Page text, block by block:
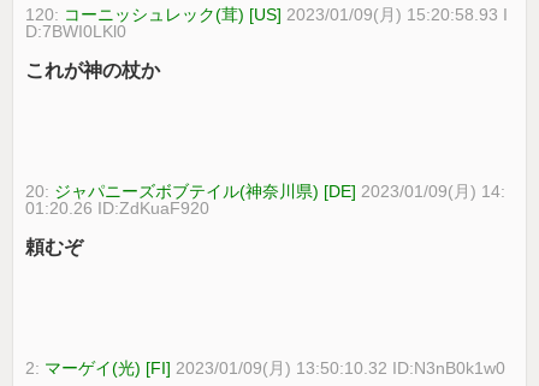
120: コーニッシュレック(茸) [US] 2023/01/09(月) 15:20:58.93 I
D:7BWI0LKl0
これが神の杖か
20: ジャパニーズボブテイル(神奈川県) [DE] 2023/01/09(月) 14:
01:20.26 ID:ZdKuaF920
頼むぞ
2: マーゲイ(光) [FI] 2023/01/09(月) 13:50:10.32 ID:N3nB0k1w0